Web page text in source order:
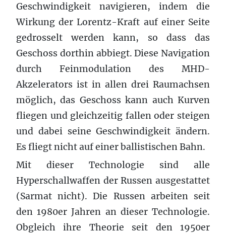
Geschwindigkeit navigieren, indem die
Wirkung der Lorentz-Kraft auf einer Seite
gedrosselt werden kann, so dass das
Geschoss dorthin abbiegt. Diese Navigation
durch Feinmodulation des MHD-
Akzelerators ist in allen drei Raumachsen
möglich, das Geschoss kann auch Kurven
fliegen und gleichzeitig fallen oder steigen
und dabei seine Geschwindigkeit ändern.
Es fliegt nicht auf einer ballistischen Bahn.
Mit dieser Technologie sind alle
Hyperschallwaffen der Russen ausgestattet
(Sarmat nicht). Die Russen arbeiten seit
den 1980er Jahren an dieser Technologie.
Obgleich ihre Theorie seit den 1950er